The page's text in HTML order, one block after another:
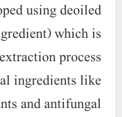
using deoiled
which is
process
ingredients like
and antifungal